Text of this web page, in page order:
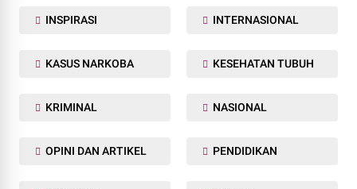
INSPIRASI INTERNASIONAL
KASUS NARKOBA KESEHATAN TUBUH
KRIMINAL NASIONAL
OPINI DAN ARTIKEL PENDIDIKAN